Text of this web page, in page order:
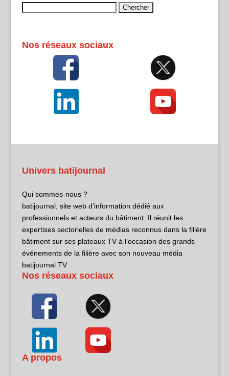
Nos réseaux sociaux
Univers batijournal
Qui sommes-nous ?
batijournal, site web d’information dédié aux
professionnels et acteurs du bâtiment. Il réunit les
expertises sectorielles de médias reconnus dans la filière
bâtiment sur ses plateaux TV à l’occasion des grands
événements de la filière avec son nouveau média
batijournal TV
Nos réseaux sociaux
A propos